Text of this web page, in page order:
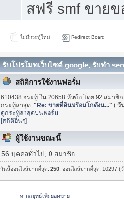
สฟรี smf ขาย
ไม่มีกระทู้ใหม่ Redirect Board
รับโปรโมทเว็บไซต์ google, รับทำ
สถิติการใช้งานฟอรั่ม
610438 กระทู้ ใน 20658 หัวข้อ โดย 92 สมาชิ
กระทู้ล่าสุด:"Re: ขายที่ดินพร้อมโกดังน..." (วั
ดูกระทู้ล่าสุดบนฟอรั่ม
[สถิติอื่นๆ]
ผู้ใช้งานขณะนี้
56 บุคคลทั่วไป, 0 สมาชิก
วันนี้ออนไลน์มากที่สุด:250 . ออนไลน์มากที่สุด: 10297
หากลยุทธ์เพิ่มยอดขาย